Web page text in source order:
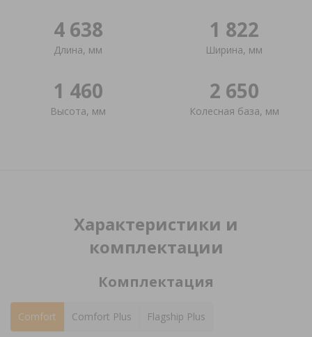
4 638
Длина, мм
1 822
Ширина, мм
1 460
Высота, мм
2 650
Колесная база, мм
Характеристики и
комплектации
Комплектация
Comfort Comfort Plus Flagship Plus